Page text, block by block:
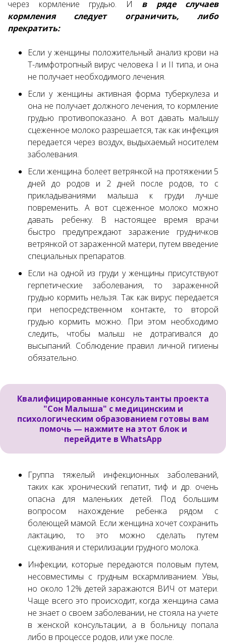
через кормление грудью. И в ряде случаев
кормления следует ограничить, либо
прекратить:
Если у женщины положительный анализ крови на
Т-лимфотропный вирус человека I и II типа, и она
не получает необходимого лечения.
Если у женщины активная форма туберкулеза и
она не получает должного лечения, то кормление
грудью противопоказано. А вот давать малышу
сцеженное молоко разрешается, так как инфекция
передается через воздух, выдыхаемый носителем
заболевания.
Если женщина болеет ветрянкой на протяжении 5
дней до родов и 2 дней после родов, то с
прикладываниями малыша к груди лучше
повременить. А вот сцеженное молоко можно
давать ребенку. В настоящее время врачи
быстро предупреждают заражение грудничков
ветрянкой от зараженной матери, путем введение
специальных препаратов.
Если на одной из груди у женщины присутствуют
герпетические заболевания, то зараженной
грудью кормить нельзя. Так как вирус передается
при непосредственном контакте, то второй
грудью кормить можно. При этом необходимо
следить, чтобы малыш не дотрагивался до
высыпаний. Соблюдение правил личной гигиены
обязательно.
Квалифицированные консультанты проекта
"Сон Малыша" с медицинским и
психологическим образованием готовы вам
помочь — нажмите на этот блок и
перейдите в WhatsApp
Группа тяжелый инфекционных заболеваний,
таких как хронический гепатит, тиф и др. очень
опасна для маленьких детей. Под большим
вопросом нахождение ребенка рядом с
болеющей мамой. Если женщина хочет сохранить
лактацию, то это можно сделать путем
сцеживания и стерилизации грудного молока.
Инфекции, которые передаются половым путем,
несовместимы с грудным вскармливанием. Увы,
но около 12% детей заражаются ВИЧ от матери.
Чаще всего это происходит, когда женщина сама
не знает о своем заболевании, не стояла на учете
в женской консультации, а в больницу попала
либо в процессе родов, или уже после.